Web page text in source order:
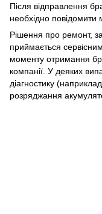
Після відправлення
необхідно
Рішення про ремонт,
приймається
моменту отримання
компанії. У деяких
діагностику
розряджання